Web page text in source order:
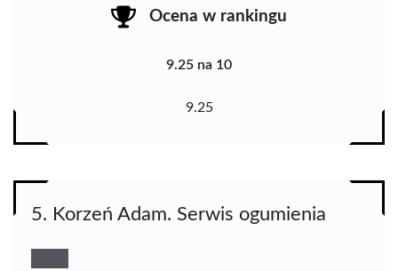
Ocena w rankingu
9.25 na 10
9.25
5. Korzeń Adam. Serwis ogumienia